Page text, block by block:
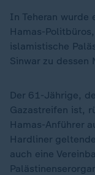
In Teheran
Hamas-
islamistische
Sinwar zu dessen
Der 61-Jährige,
Gazastreifen ist,
Hamas-Anführer
Hardliner
auch eine